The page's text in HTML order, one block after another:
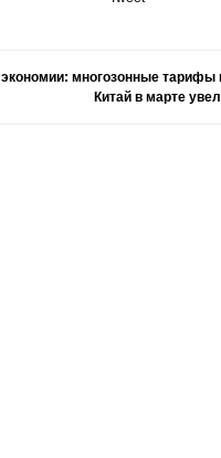
многозонные тарифы
Китай в марте